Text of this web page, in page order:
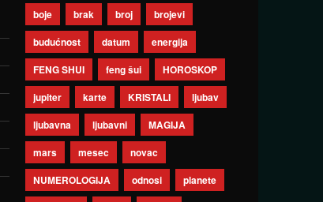
boje
brak broj
brojevi
budućnost
datum
energija
FENG SHUI
feng šui
HOROSKOP
jupiter
karte KRISTALI
ljubav
ljubavna
ljubavni
MAGIJA
mars
mesec
novac
NUMEROLOGIJA
odnosi
planete